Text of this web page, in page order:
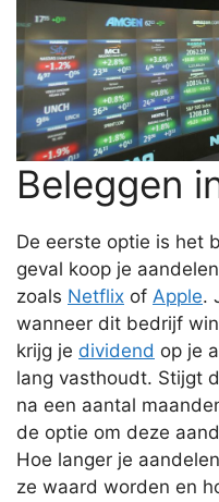
Beleggen
De eerste optie is het
geval koop je
zoals Netflix of Apple.
wanneer dit bedrijf
krijg je dividend op je
lang vasthoudt. Stijgt
na een aantal
de optie om deze
Hoe langer je
ze waard worden en